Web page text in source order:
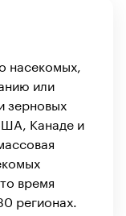
насекомых,
или
зерновых
Канаде и
время
регионах.